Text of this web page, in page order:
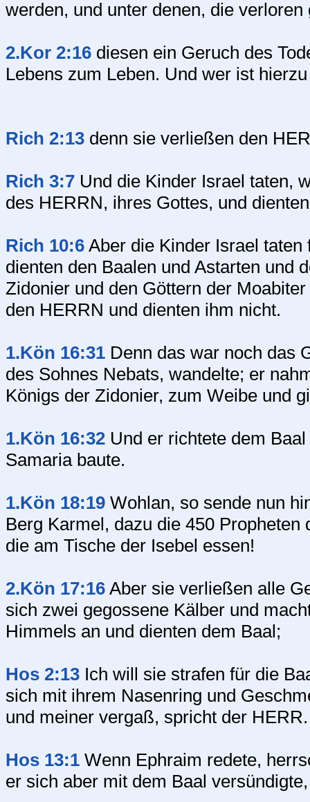
werden, und unter denen, die verloren
2.Kor 2:16 diesen ein Geruch des
Lebens zum Leben. Und wer ist
Rich 2:13 denn sie verließen den
Rich 3:7 Und die Kinder Israel taten,
des HERRN, ihres Gottes, und
Rich 10:6 Aber die Kinder Israel
dienten den Baalen und Astarten und
Zidonier und den Göttern der
den HERRN und dienten ihm nicht.
1.Kön 16:31 Denn das war noch das
des Sohnes Nebats, wandelte; er
Königs der Zidonier, zum Weibe und
1.Kön 16:32 Und er richtete dem
Samaria baute.
1.Kön 18:19 Wohlan, so sende nun
Berg Karmel, dazu die 450
die am Tische der Isebel essen!
2.Kön 17:16 Aber sie verließen alle
sich zwei gegossene Kälber und
Himmels an und dienten dem Baal;
Hos 2:13 Ich will sie strafen für die
sich mit ihrem Nasenring und
und meiner vergaß, spricht der HERR.
Hos 13:1 Wenn Ephraim redete,
er sich aber mit dem Baal